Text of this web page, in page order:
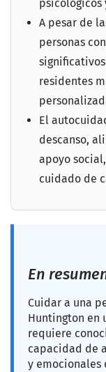
psicológicos
A pesar de
personas
residentes
El
descanso,
apoyo
cuidado de
En
Cuidar a una
Huntington en
requiere
capacidad de
y emocionales